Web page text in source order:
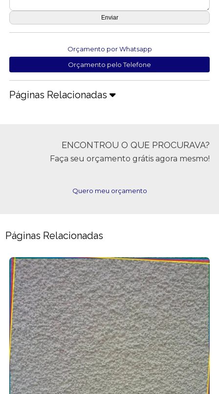
Orçamento por Whatsapp
Orçamento pelo Telefone
Páginas Relacionadas
ENCONTROU O QUE PROCURAVA?
Faça seu orçamento grátis agora mesmo!
Quero meu orçamento
Páginas Relacionadas